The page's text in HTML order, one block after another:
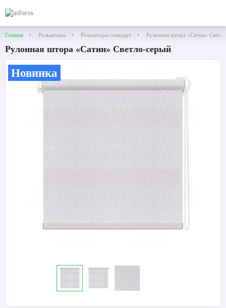
Главная Рольшторы Рольшторы стандарт Рулонная штора «Сатин»
Рулонная штора «Сатин» Светло-серый
Новинка